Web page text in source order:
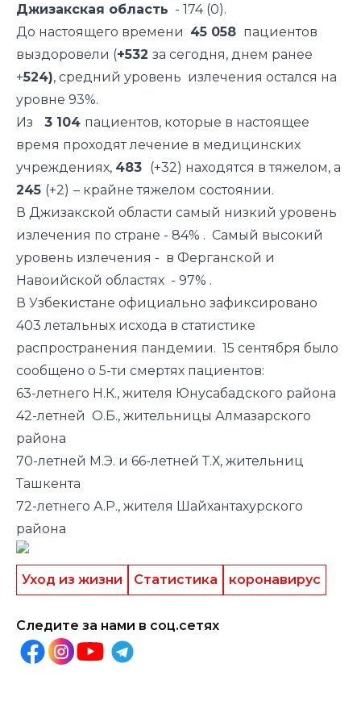
Джизакская область - 174 (0).
До настоящего времени 45 058 пациентов
выздоровели (+532 за сегодня, днем ранее
+524), средний уровень излечения остался на
уровне 93%.
Из
3 104 пациентов, которые в настоящее
время проходят лечение в медицинских
учреждениях, 483 (+32) находятся в тяжелом, а
245 (+2) – крайне тяжелом состоянии.
В Джизакской области самый низкий уровень
излечения по стране - 84% . Самый высокий
уровень излечения - в Ферганской и
Навоийской областях - 97% .
В Узбекистане официально зафиксировано
403 летальных исхода в статистике
распространения пандемии. 15 сентября было
сообщено о 5-ти смертях пациентов:
63-летнего Н.К., жителя Юнусабадского района
42-летней О.Б., жительницы Алмазарского
района
70-летней М.Э. и 66-летней Т.Х, жительниц
Ташкента
72-летнего А.Р., жителя Шайхантахурского
района
Уход из жизни Статистика коронавирус
Следите за нами в соц.сетях